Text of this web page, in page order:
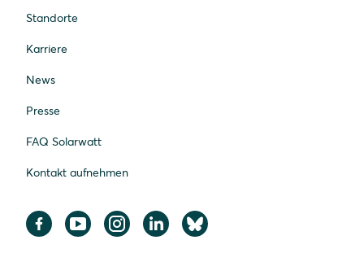
Standorte
Karriere
News
Presse
FAQ Solarwatt
Kontakt aufnehmen